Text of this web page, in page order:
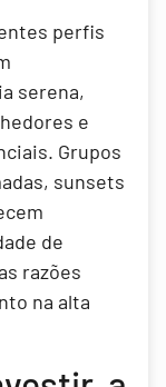
perfis
serena,
e
Grupos
sunsets
de
razões
na alta